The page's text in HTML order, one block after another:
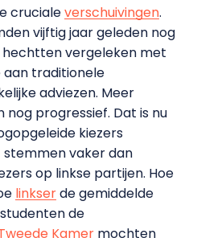
crucialeverschuivingen.
vijftig jaar geleden nog
vergeleken met
traditionele
adviezen. Meer
progressief. Dat is nu
kiezers
vaker dan
op linkse partijen. Hoe
linkserde gemiddelde
de
Kamermochten